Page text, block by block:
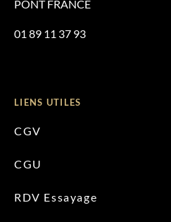
PONT FRANCE
01 89 11 37 93
LIENS UTILES
CGV
CGU
RDV Essayage